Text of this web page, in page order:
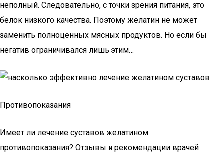
неполный. Следовательно, с точки зрения питания, это
белок низкого качества. Поэтому желатин не может
заменить полноценных мясных продуктов. Но если бы
негатив ограничивался лишь этим…
Противопоказания
Имеет ли лечение суставов желатином
противопоказания? Отзывы и рекомендации врачей